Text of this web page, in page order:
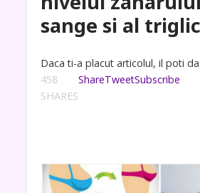
sange si al
Daca ti-a placut articolul, il poti
458
SHARES
ShareTweetSubscribe